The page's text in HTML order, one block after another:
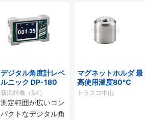
デジタル角度計レベ
ルニック DP-180
新潟精機（SK）
測定範囲が広いコン
パクトなデジタル角
マグネットホルダ 最
高使用温度80℃
トラスコ中山